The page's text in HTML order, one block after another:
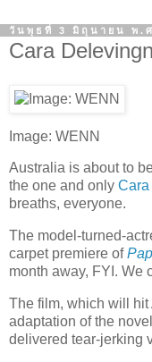
วันพุธที่ 3 มิถุนายน พ.
Cara
Image: WENN
Australia is about to
the one and only
breaths, everyone.
The model-turned-
carpet premiere of
month away, FYI. We
The film, which will
adaptation of the
delivered tear-jerking